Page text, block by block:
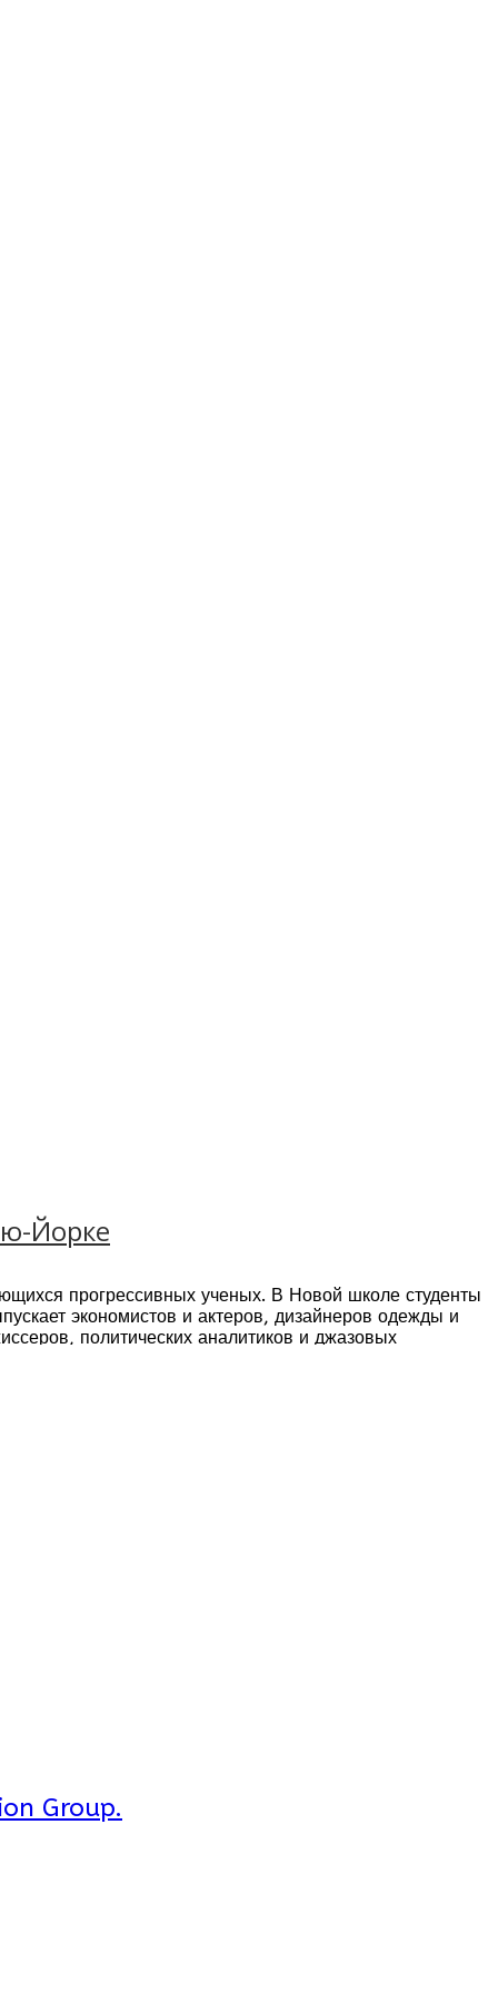
Йорке
прогрессивных ученых. В Новой школе студенты
экономистов и актеров, дизайнеров одежды и
политических аналитиков и джазовых
Group.